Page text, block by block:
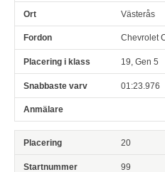
Västerås
Chevrolet
19, Gen 5
01:23.976
20
99